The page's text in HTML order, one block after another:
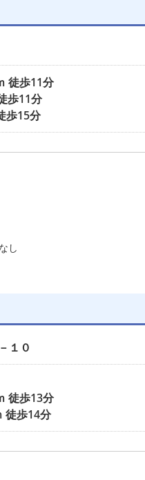
徒歩11分
歩11分
歩15分
し
１０
徒歩13分
徒歩14分